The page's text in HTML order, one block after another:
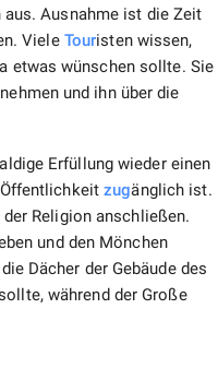
aus. Ausnahme ist die Zeit
Viele Touristen wissen,
etwas wünschen sollte. Sie
und ihn über die
Erfüllung wieder einen
Öffentlichkeitzugänglich ist.
Religion anschließen.
und den Mönchen
Dächer der Gebäude des
während der Große